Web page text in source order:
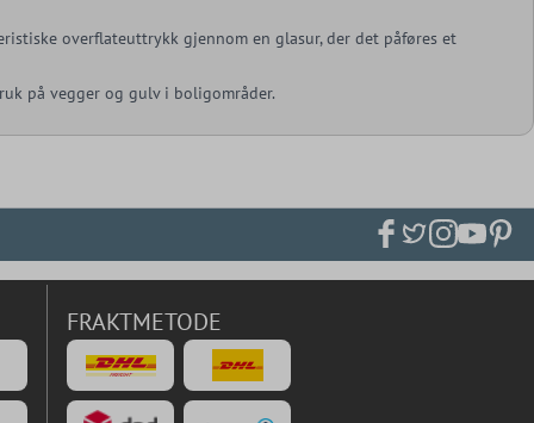
overflateuttrykk gjennom en glasur, der det påføres et
på vegger og gulv i boligområder.
FRAKTMETODE